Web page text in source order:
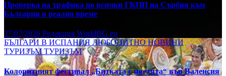
Проверка на трафика по всички ГКПП на Сърбия към
България в реално време
27/07/2026 Редакция WorldBG.eu
БЪЛГАРИ В ИСПАНИЯ ЛЮБОПИТНОНОВИНИ
ТУРИЗЪМТУРИЗЪМ
Колоритният фестивал „Битката с цветята“ във Валенсия